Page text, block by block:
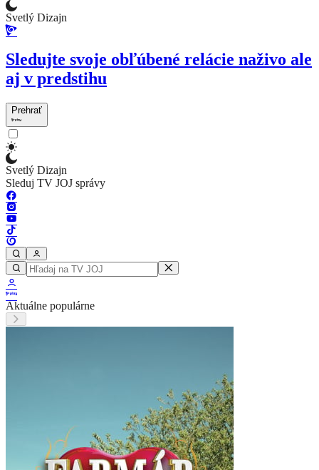
Svetlý Dizajn
Sledujte svoje obľúbené relácie naživo ale
aj v predstihu
Prehrať
Svetlý Dizajn
Sleduj TV JOJ správy
Aktuálne populárne